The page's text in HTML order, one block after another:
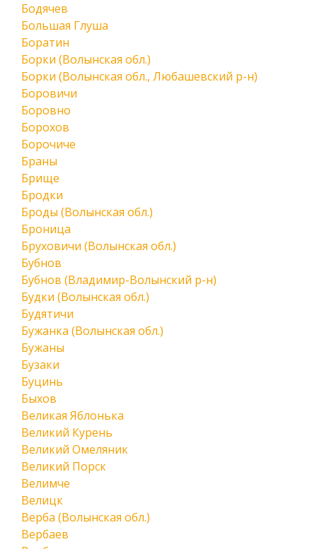
Бодячев
Большая Глуша
Боратин
Борки (Волынская обл.)
Борки (Волынская обл., Любашевский р-н)
Боровичи
Боровно
Борохов
Борочиче
Браны
Брище
Бродки
Броды (Волынская обл.)
Броница
Бруховичи (Волынская обл.)
Бубнов
Бубнов (Владимир-Волынский р-н)
Будки (Волынская обл.)
Будятичи
Бужанка (Волынская обл.)
Бужаны
Бузаки
Буцинь
Быхов
Великая Яблонька
Великий Курень
Великий Омеляник
Великий Порск
Велимче
Велицк
Верба (Волынская обл.)
Вербаев